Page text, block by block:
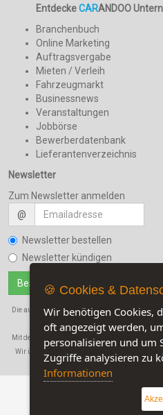
EntdeckeCARANDOO
Branchenbuch
Online Marketing
Auftragsvergabe
Mieten / Verleih
Fahrzeugmarkt
Businessnews
Veranstaltungen
Jobbörse
Bewerberdatenbank
Lieferantenverzeichnis
Newsletter
Zum Newsletter anmelden
@
Newsletter bestellen
Newsletter kündigen
Die auf dieser Seite verwendeten
sind Eigentum der
Mit der Benutzung dieser Seite erkennen Sie
Wir übernehmen in keinem Fall eine Haftung
🍪 Cookies &
Wir benötigen Cookies,
oft angezeigt werden,
personalisieren und um
Zugriffe analysieren zu
Informationen